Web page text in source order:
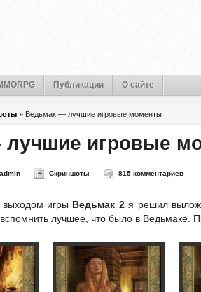
Публикации О сайте
» Ведьмак — лучшие игровые моменты
игровые
admin Скриншоты 815 комментариев
игры Ведьмак 2я решил
лучшее, что было в Ведьмаке.